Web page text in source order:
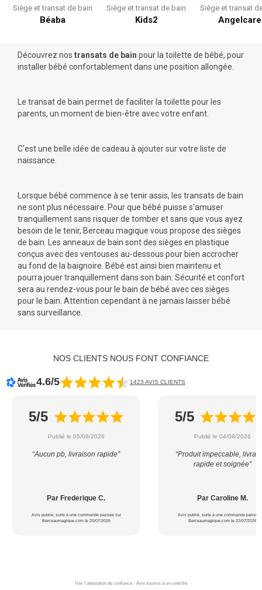
Siège et transat de bain
Béaba
Siège et transat de bain
Kids2
Siège et transat
Angelcare
Découvrez nos transats de bain pour la toilette de bébé, pour
installer bébé confortablement dans une position allongée.
Le transat de bain permet de faciliter la toilette pour les
parents, un moment de bien-être avec votre enfant.
C'est une belle idée de cadeau à ajouter sur votre liste de
naissance.
Lorsque bébé commence à se tenir assis, les transats de bain
ne sont plus nécessaire. Pour que bébé puisse s'amuser
tranquillement sans risquer de tomber et sans que vous ayez
besoin de le tenir, Berceau magique vous propose des sièges
de bain. Les anneaux de bain sont des sièges en plastique
conçus avec des ventouses au-dessous pour bien accrocher
au fond de la baignoire. Bébé est ainsi bien maintenu et
pourra jouer tranquillement dans son bain. Sécurité et confort
sera au rendez-vous pour le bain de bébé avec ces sièges
pour le bain. Attention cependant à ne jamais laisser bébé
sans surveillance.
NOS CLIENTS NOUS FONT CONFIANCE
4.6/5 1423 AVIS CLIENTS
5/5
Publié le 05/08/2026
“Aucun pb, livraison rapide”
Par Frederique C.
Avis publié, suite à une commande passée sur
Berceaumagique.com le 20/07/2026
5/5
Publié le 04/08/2026
“Produit impeccable,
rapide et soignée”
Par Caroline M.
Avis publié, suite à une commande passée
Berceaumagique.com le 22/07/2026
Voir l'attestation de confiance - Avis soumis à un contrôle